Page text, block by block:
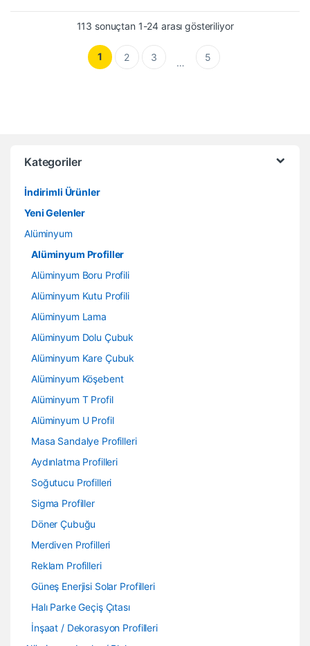
113 sonuçtan 1-24 arası gösteriliyor
1 2 3 … 5
Kategoriler
İndirimli Ürünler
Yeni Gelenler
Alüminyum
Alüminyum Profiller
Alüminyum Boru Profili
Alüminyum Kutu Profili
Alüminyum Lama
Alüminyum Dolu Çubuk
Alüminyum Kare Çubuk
Alüminyum Köşebent
Alüminyum T Profil
Alüminyum U Profil
Masa Sandalye Profilleri
Aydınlatma Profilleri
Soğutucu Profilleri
Sigma Profiller
Döner Çubuğu
Merdiven Profilleri
Reklam Profilleri
Güneş Enerjisi Solar Profilleri
Halı Parke Geçiş Çıtası
İnşaat / Dekorasyon Profilleri